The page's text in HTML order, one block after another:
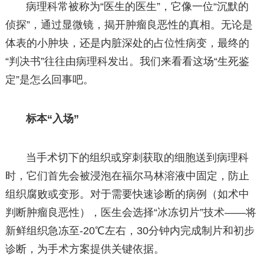
病理科常被称为“医生的医生”，它像一位“沉默的
侦探”，通过显微镜，揭开肿瘤良恶性的真相。无论是
体表的小肿块，还是内脏深处的占位性病变，最终的
“判决书”往往由病理科发出。我们来看看这场“生死鉴
定”是怎么回事吧。
标本“入场”
当手术切下的组织或穿刺获取的细胞送到病理科
时，它们首先会被浸泡在福尔马林溶液中固定，防止
组织腐败或变形。对于需要快速诊断的病例（如术中
判断肿瘤良恶性），医生会选择“冰冻切片”技术——将
新鲜组织急冻至-20℃左右，30分钟内完成制片和初步
诊断，为手术方案提供关键依据。